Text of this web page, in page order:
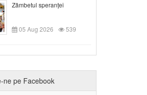
Zâmbetul speranței
05 Aug 2026 539
ne pe Facebook